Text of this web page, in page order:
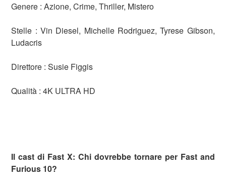
Genere : Azione, Crime, Thriller, Mistero
Stelle : Vin Diesel, Michelle Rodriguez, Tyrese Gibson,
Ludacris
Direttore : Susie Figgis
Qualità : 4K ULTRA HD
Il cast di Fast X: Chi dovrebbe tornare per Fast and
Furious 10?